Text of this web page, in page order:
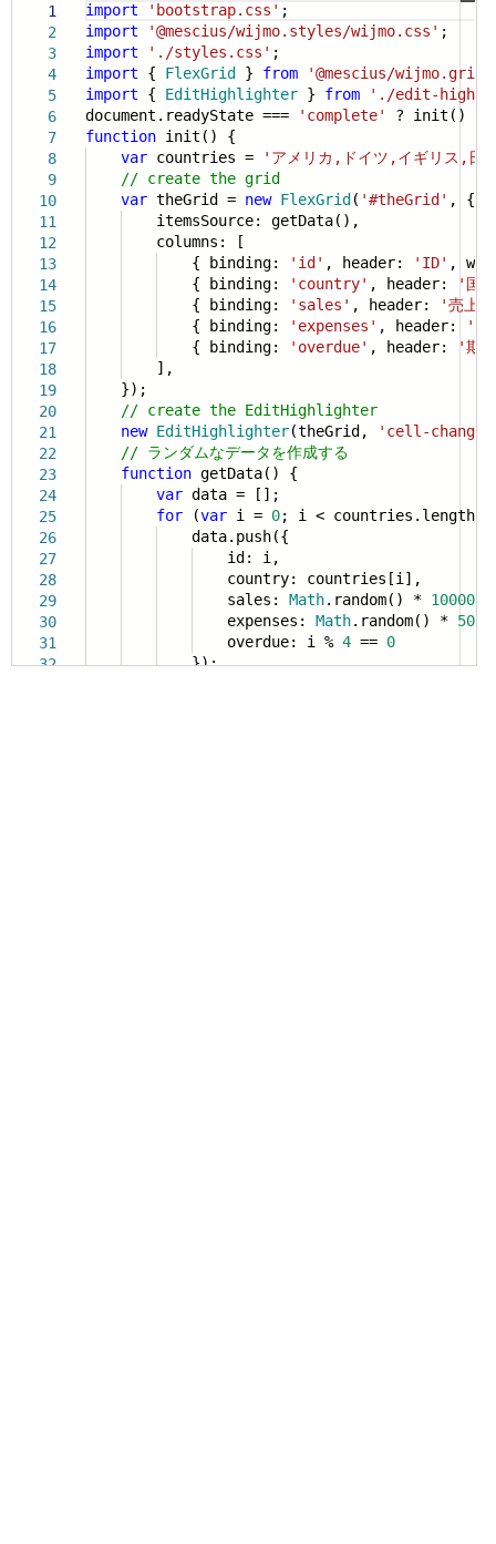
1
2
3
4
5
6
7
8
9
10
11
12
13
14
15
16
17
18
19
20
21
22
23
24
25
26
27
28
29
30
31
32
import 'bootstrap.css' ;
import
'@mescius/wijmo.styles/wijmo.css' ;
import
'./styles.css' ;
import { FlexGrid } from '@mescius/wijmo.grid'
import { EditHighlighter } from
'./edit-
document.readyState ===
'complete'
? init() :
function init() {
var countries =
'アメリカ,ドイツ,イギリス,日
// create the grid
var theGrid = new FlexGrid ( '#theGrid' , {
itemsSource: getData(),
columns: [
{ binding:
'id' , header: 'ID' ,
{ binding:
'country' , header: '国'
{ binding:
'sales' , header: '売上'
{ binding:
'expenses' , header:
'費
{ binding:
'overdue' , header:
'期
],
});
// create the EditHighlighter
new EditHighlighter(theGrid,
'cell-
// ランダムなデータを作成する
function getData() {
var data = [];
for (var i = 0; i < countries.length;
data.push({
id: i,
country: countries[i],
sales: Math.random() * 10000
expenses: Math.random() * 5000
overdue: i % 4 == 0
});